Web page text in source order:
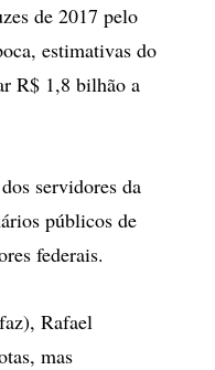
de 2017 pelo
estimativas do
R$ 1,8 bilhão a
servidores da
públicos de
federais.
Rafael
mas